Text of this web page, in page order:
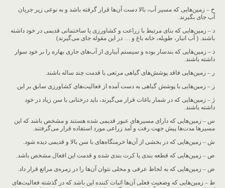
خ – زمین‌هایی که مسیر آب، بالا دست آن‌ها قرار گرفته باشد و به نوعی زیر جریان
آب جای بگیرند.
د – زمین‌هایی که بنای مرتبط با زراعت و کشاورزی یا ساختمانی قدیمی در خود داشته
باشند. ( آب انبار، طویله، خانه باغ و … در این مقوله جای می‌گیرند)
ذ – زمین‌هایی که بندسار بوده و سیستم آبیاری از آب‌های جاری بهاره را بر خود سوار
داشته باشند.
ر – زمین‌هایی فاقد پوشش‌های گیاهی مرتعی با قدمت چند ساله باشند.
ز – زمین‌هایی با پوشش گیاهی به دست آمده از فعالیت‌های کشاورزی سابق بر این.
ژ – زمین‌هایی که در شمار باغات قرار می‌گیرند، باید درختانی با سن زیاد در خود
داشته باشند.
س – زمین‌هایی که دارای مسیرهای عبور قدیمی شده هستند و مشخص باشد که این
مسیرها مدت‌ها پیش جهت رفت و آمد زراعی مورد استفاده قرار می‌گرفتند.
ش – زمین‌هایی که در بخشی از آن‌ها خرمنگاه‌های با سن بالا و قدیمی دیده شود.
ص – زمین‌هایی که قطعه بندی یا کرت بندی شده و قدمت این افعال مشخص باشد.
ض – زمین‌هایی که به لحاظ عرفی و محلی نتوان آن‌ها را در زمره‌ی مراتع قرار داد.
ط – زمین‌هایی که وضعیت فعلی آن‌ها اثبات کننده این باشد که در گذشته فعالیت‌های